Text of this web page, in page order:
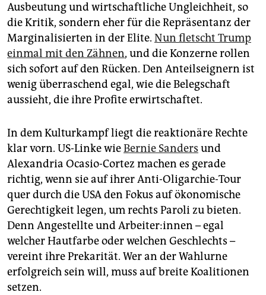
Ausbeutung und wirtschaftliche Ungleichheit, so
die Kritik, sondern eher für die Repräsentanz der
Marginalisierten in der Elite. Nun fletscht Trump
einmal mit den Zähnen, und die Konzerne rollen
sich sofort auf den Rücken. Den Anteilseignern ist
wenig überraschend egal, wie die Belegschaft
aussieht, die ihre Profite erwirtschaftet.
In dem Kulturkampf liegt die reaktionäre Rechte
klar vorn. US-Linke wieBernie Sanders und
Alexandria Ocasio-Cortez machen es gerade
richtig, wenn sie auf ihrer Anti-Oligarchie-Tour
quer durch die USA den Fokus auf ökonomische
Gerechtigkeit legen, um rechts Paroli zu bieten.
Denn Angestellte und Ar­bei­te­r:in­nen – egal
welcher Hautfarbe oder welchen Geschlechts –
vereint ihre Prekarität. Wer an der Wahlurne
erfolgreich sein will, muss auf breite Koalitionen
setzen.